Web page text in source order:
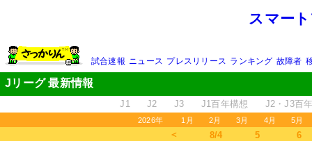
スマー
試合速報 ニュース プレスリリース ランキング 故障者
Jリーグ 最新情報
J1 J2 J3 J1百年構想 J2・J3百
2026年 1月 2月 3月 4月 5月
＜ 8/4 5 6